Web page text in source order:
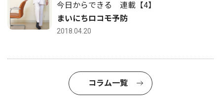
今日からできる 連載【4】
まいにちロコモ予防
2018.04.20
コラム一覧